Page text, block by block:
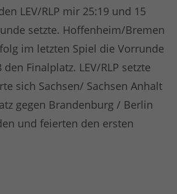
LEV/RLP mir 25:19 und 15
setzte. Hoffenheim/Bremen
im letzten Spiel die Vorrunde
Finalplatz. LEV/RLP setzte
sich Sachsen/ Sachsen Anhalt
gegen Brandenburg / Berlin
und feierten den ersten